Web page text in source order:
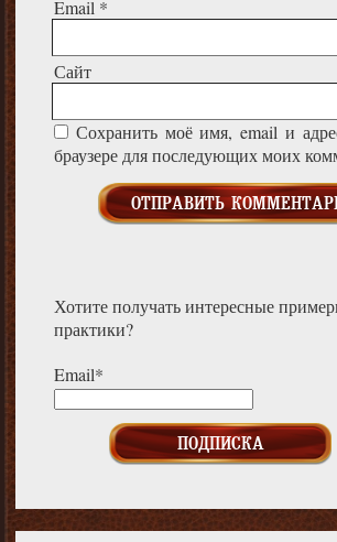
Email *
Сайт
Сохранить моё имя, email и
браузере для последующих моих
Хотите получать интересные
практики?
Email*